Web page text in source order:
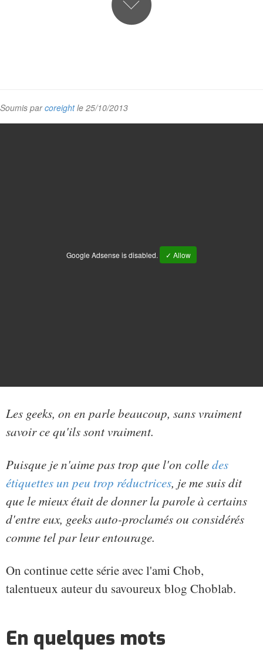
Soumis parcoreightle 25/10/2013
Google Adsense is disabled. ✓ Allow
Les geeks, on en parle beaucoup, sans vraiment
savoir ce qu'ils sont vraiment.
Puisque je n'aime pas trop que l'on colledes
étiquettes un peu trop réductrices, je me suis dit
que le mieux était de donner la parole à certains
d'entre eux, geeks auto-proclamés ou considérés
comme tel par leur entourage.
On continue cette série avec l'ami Chob,
talentueux auteur du savoureux blog Choblab.
En quelques mots